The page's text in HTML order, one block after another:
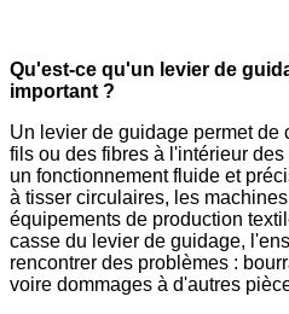
Qu'est-ce qu'un levier de
important ?
Un levier de guidage permet de
fils ou des fibres à l'intérieur
un fonctionnement fluide et
à tisser circulaires, les
équipements de production
casse du levier de guidage,
rencontrer des problèmes :
voire dommages à d'autres